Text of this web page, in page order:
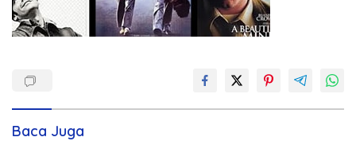
Baca Juga